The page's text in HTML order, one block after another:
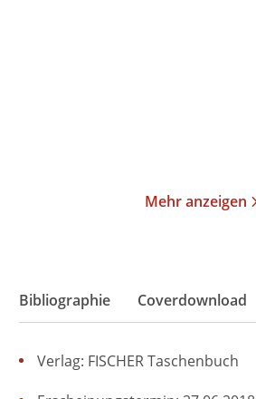
Mehr anzeigen
Bibliographie Coverdownload
Verlag: FISCHER Taschenbuch